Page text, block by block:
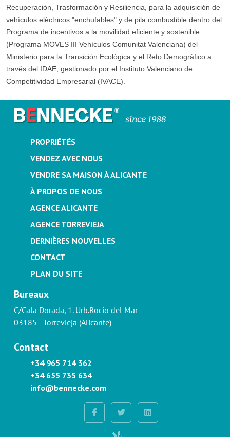
Recuperación, Trasformación y Resiliencia, para la adquisición de
vehículos eléctricos "enchufables" y de pila combustible dentro del
Programa de incentivos a la movilidad eficiente y sostenible
(Programa MOVES III Vehículos Comunitat Valenciana) del
Ministerio para la Transición Ecológica y el Reto Demográfico a
través del IDAE, gestionado por el Instituto Valenciano de
Competitividad Empresarial (IVACE).
PROPRIÉTÉS
VENDEZ AVEC NOUS
VENDRE SA MAISON À ALICANTE
À PROPOS DE NOUS
AGENCE ALICANTE
AGENCE TORREVIEJA
DERNIÈRES NOUVELLES
CONTACT
PLAN DU SITE
Bureaux
C/Cala Dorada, 1. Urb.Rocío del Mar
03185 - Torrevieja (Alicante)
Contact
+34 965 714 362
+34 655 735 634
info@bennecke.com